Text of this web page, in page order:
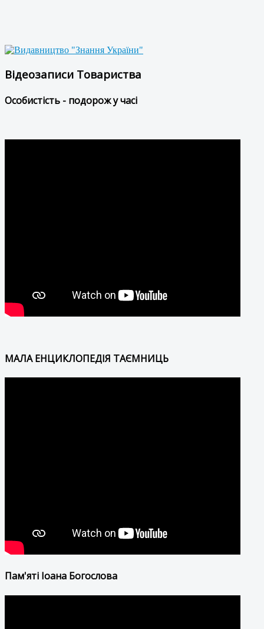
Відеозаписи Товариства
Особистість - подорож у часі
МАЛА ЕНЦИКЛОПЕДІЯ ТАЄМНИЦЬ
Пам'яті Іоана Богослова